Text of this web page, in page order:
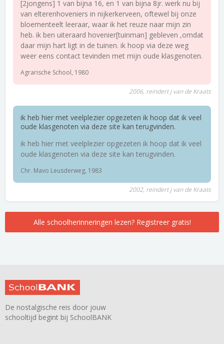
[2jongens] 1 van bijna 16, en 1 van bijna 8jr. werk nu bij
van elterenhoveniers in nijkerkerveen, oftewel bij onze
bloementeelt leeraar, waar ik het reuze naar mijn zin
heb. ik ben uiteraard hovenier[tuinman] gebleven ,omdat
daar mijn hart ligt in de tuinen. ik hoop via deze weg
weer eens contact tevinden met mijn oude klasgenoten.
Agrarische School, 1980
2006, reindert j van de Kraats
ik heb hier met veelplezier opgezeten ik hoop dat ik veel
oude klasgenoten via deze site kan terugvinden.
ik heb hier met veelplezier opgezeten ik hoop dat ik veel
oude klasgenoten via deze site kan terugvinden.
Chr. Mavo Leusderweg, 1983
2002, reindert j van de Kraats
Alle schoolherinneringen lezen? Registreer gratis!
De nostalgische reis door jouw
schooltijd begint bij SchoolBANK